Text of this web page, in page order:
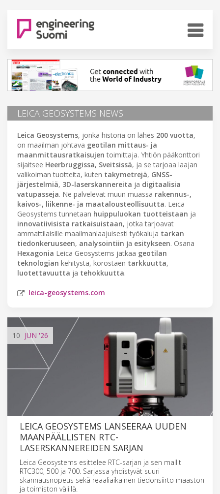
LEICA GEOSYSTEMS NEWS
Leica Geosystems, jonka historia on lähes 200 vuotta,
on maailman johtava geotilan mittaus- ja
maanmittausratkaisujen toimittaja. Yhtiön pääkonttori
sijaitsee Heerbruggissa, Sveitsissä, ja se tarjoaa laajan
valikoiman tuotteita, kuten takymetrejä, GNSS-
järjestelmiä, 3D-laserskannereita ja digitaalisia
vatupasseja. Ne palvelevat muun muassa rakennus-,
kaivos-, liikenne- ja maatalousteollisuutta. Leica
Geosystems tunnetaan huippuluokan tuotteistaan ja
innovatiivisista ratkaisuistaan, jotka tarjoavat
ammattilaisille maailmanlaajuisesti työkaluja tarkan
tiedonkeruuseen, analysointiin ja esitykseen. Osana
Hexagonia Leica Geosystems jatkaa geotilan
teknologian kehitystä, korostaen tarkkuutta,
luotettavuutta ja tehokkuutta.
leica-geosystems.com
10 JUN '26
LEICA GEOSYSTEMS LANSEERAA UUDEN
MAANPÄÄLLISTEN RTC-
LASERSKANNEREIDEN SARJAN
Leica Geosystems esittelee RTC-sarjan ja sen mallit
RTC300, 500 ja 700. Sarjassa yhdistyvät suuri
skannausnopeus sekä reaaliaikainen tiedonsiirto maaston
ja toimiston välillä.